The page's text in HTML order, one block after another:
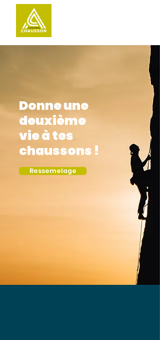
Donne une
deuxième
vie à tes
chaussons !
Ressemelage